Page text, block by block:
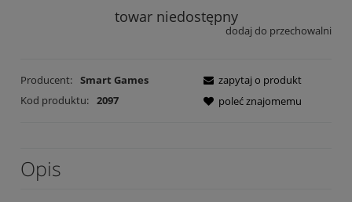
towar niedostępny
dodaj do przechowalni
Producent: Smart Games
Kod produktu: 2097
zapytaj o produkt
poleć znajomemu
Opis